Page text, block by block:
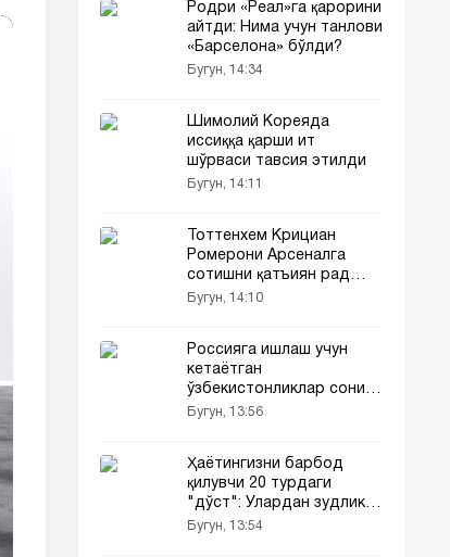
Родри «Реал»га қарорини
айтди: Нима учун танлови
«Барселона» бўлди?
Бугун, 14:34
Шимолий Кореяда
иссиққа қарши ит
шўрваси тавсия этилди
Бугун, 14:11
Тоттенхем Крициан
Ромерони Арсеналга
сотишни қатъиян рад
этди
Бугун, 14:10
Россияга ишлаш учун
кетаётган
ўзбекистонликлар сони
камаймоқда
Бугун, 13:56
Ҳаётингизни барбод
қилувчи 20 турдаги
"дўст": Улардан зудлик
билан узоқлашинг!
Бугун, 13:54